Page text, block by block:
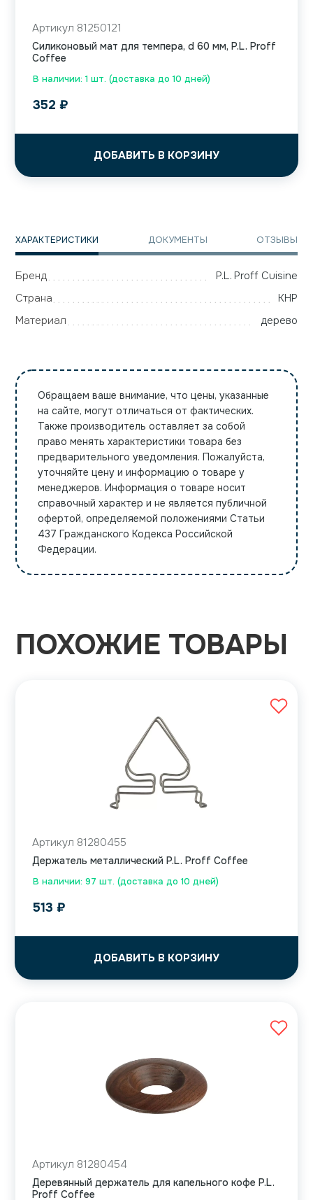
В наличии: 1 шт. (доставка до 10 дней)
Артикул 81250121
Силиконовый мат для темпера, d 60 мм, P.L. Proff
Coffee
352 ₽
ДОБАВИТЬ В КОРЗИНУ
ХАРАКТЕРИСТИКИ ДОКУМЕНТЫ ОТЗЫВЫ
Бренд
P.L. Proff Cuisine
Страна
КНР
Материал
дерево
Обращаем ваше внимание, что цены, указанные
на сайте, могут отличаться от фактических.
Также производитель оставляет за собой
право менять характеристики товара без
предварительного уведомления. Пожалуйста,
уточняйте цену и информацию о товаре у
менеджеров. Информация о товаре носит
справочный характер и не является публичной
офертой, определяемой положениями Статьи
437 Гражданского Кодекса Российской
Федерации.
ПОХОЖИЕ ТОВАРЫ
В наличии: 97 шт. (доставка до 10 дней)
Артикул 81280455
Держатель металлический P.L. Proff Coffee
513 ₽
ДОБАВИТЬ В КОРЗИНУ
Артикул 81280454
Деревянный держатель для капельного кофе P.L.
Proff Coffee